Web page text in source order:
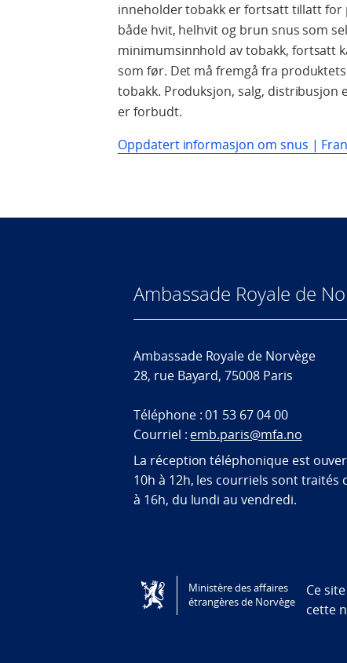
inneholder tobakk er fortsatt tillatt for
både hvit, helhvit og brun snus som
minimumsinnhold av tobakk, fortsatt
som før. Det må fremgå fra
tobakk. Produksjon, salg, distribusjon
er forbudt.
Oppdatert informasjon om snus |
Ambassade Royale de
Ambassade Royale de Norvège
28, rue Bayard, 75008 Paris
Téléphone : 01 53 67 04 00
Courriel : emb.paris@mfa.no
La réception téléphonique est
10h à 12h, les courriels sont traités
à 16h, du lundi au vendredi.
Tilgjengelighetserklæring /
Ministère des affaires
étrangères de Norvège
Ce
cette